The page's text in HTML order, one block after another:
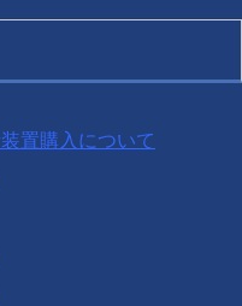
置購入について